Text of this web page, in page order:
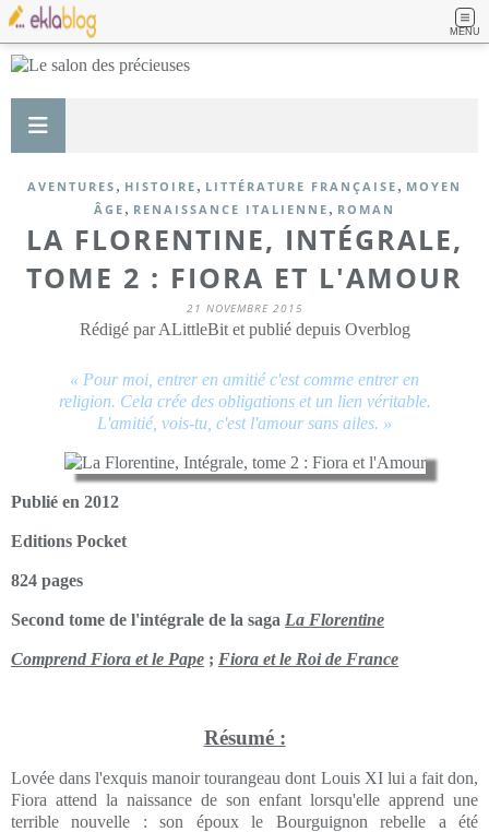
MENU
AVENTURES , HISTOIRE , LITTÉRATURE FRANÇAISE , MOYEN
ÂGE , RENAISSANCE ITALIENNE , ROMAN
LA FLORENTINE, INTÉGRALE,
TOME 2 : FIORA ET L'AMOUR
21 NOVEMBRE 2015
Rédigé par ALittleBit et publié depuis Overblog
« Pour moi, entrer en amitié c'est comme entrer en
religion. Cela crée des obligations et un lien véritable.
L'amitié, vois-tu, c'est l'amour sans ailes. »
Publié en 2012
Editions Pocket
824 pages
Second tome de l'intégrale de la saga La Florentine
Comprend Fiora et le Pape ; Fiora et le Roi de France
Résumé :
Lovée dans l'exquis manoir tourangeau dont Louis XI lui a fait don,
Fiora attend la naissance de son enfant lorsqu'elle apprend une
terrible nouvelle : son époux le Bourguignon rebelle a été